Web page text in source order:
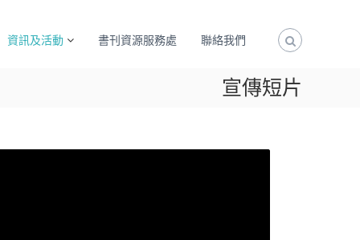
資訊及活動 書刊資源服務處 聯絡我們
宣傳短片